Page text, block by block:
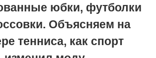
юбки, футболки
Объясняем на
тенниса, как спорт